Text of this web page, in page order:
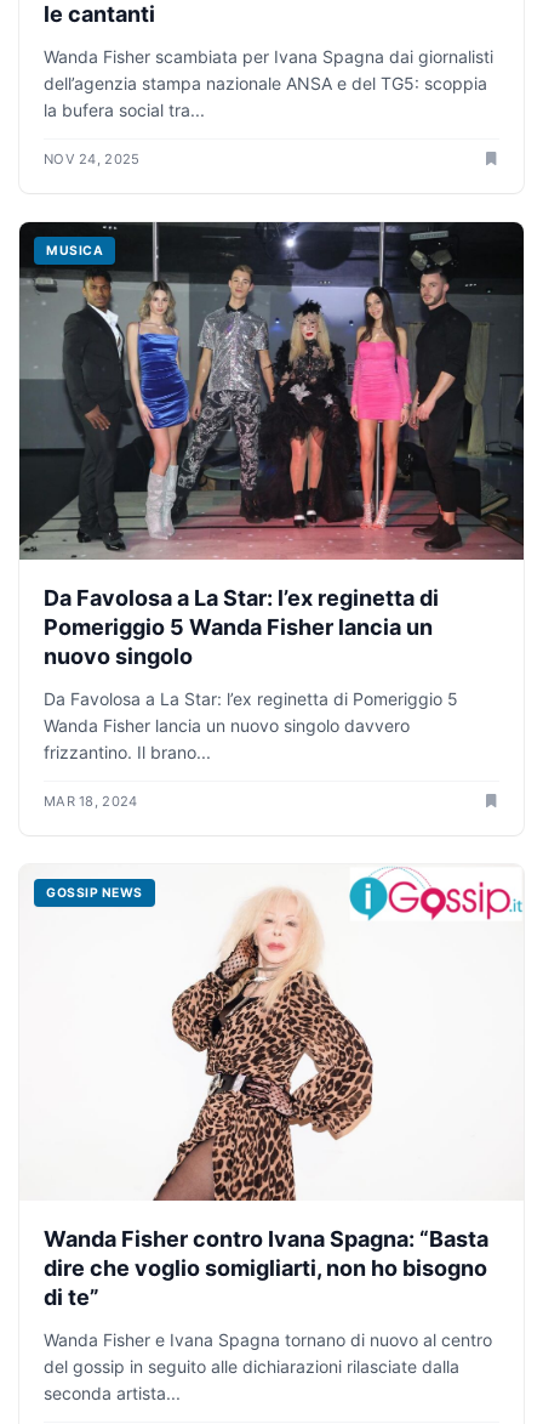
le cantanti
Wanda Fisher scambiata per Ivana Spagna dai giornalisti
dell’agenzia stampa nazionale ANSA e del TG5: scoppia
la bufera social tra...
NOV 24, 2025
MUSICA
Da Favolosa a La Star: l’ex reginetta di
Pomeriggio 5 Wanda Fisher lancia un
nuovo singolo
Da Favolosa a La Star: l’ex reginetta di Pomeriggio 5
Wanda Fisher lancia un nuovo singolo davvero
frizzantino. Il brano...
MAR 18, 2024
GOSSIP NEWS
Wanda Fisher contro Ivana Spagna: “Basta
dire che voglio somigliarti, non ho bisogno
di te”
Wanda Fisher e Ivana Spagna tornano di nuovo al centro
del gossip in seguito alle dichiarazioni rilasciate dalla
seconda artista...